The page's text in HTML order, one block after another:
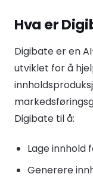
Hva er
Digibate er en
utviklet for å
Digibate til å:
Lage
Generere